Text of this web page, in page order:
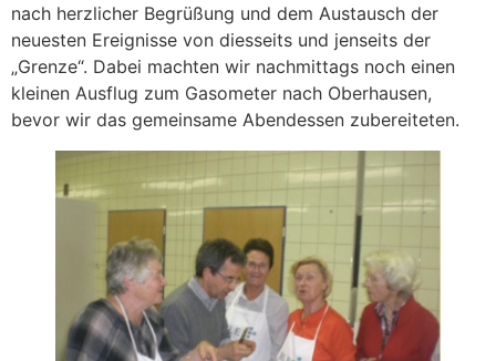
nach herzlicher Begrüßung und dem Austausch der
neuesten Ereignisse von diesseits und jenseits der
„Grenze“. Dabei machten wir nachmittags noch einen
kleinen Ausflug zum Gasometer nach Oberhausen,
bevor wir das gemeinsame Abendessen zubereiteten.